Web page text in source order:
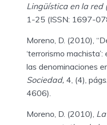
Lingüística en la red
1-25 (ISSN: 1697-
Moreno, D. (2010),
‘terrorismo
las denominaciones
Sociedad, 4, (4),
4606).
Moreno, D. (2010), L